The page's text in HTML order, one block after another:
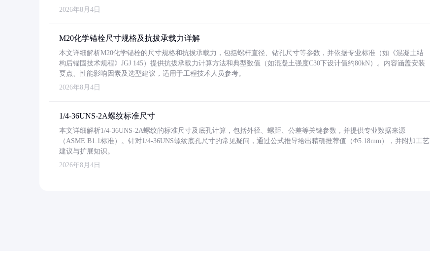
2026年8月4日
M20化学锚栓尺寸规格及抗拔承载力详解
本文详细解析M20化学锚栓的尺寸规格和抗拔承载力，包括螺杆直径、钻孔尺寸等参数，并依据专业标准（如《混凝土结
构后锚固技术规程》JGJ 145）提供抗拔承载力计算方法和典型数值（如混凝土强度C30下设计值约80kN）。内容涵盖安装
要点、性能影响因素及选型建议，适用于工程技术人员参考。
2026年8月4日
1/4-36UNS-2A螺纹标准尺寸
本文详细解析1/4-36UNS-2A螺纹的标准尺寸及底孔计算，包括外径、螺距、公差等关键参数，并提供专业数据来源
（ASME B1.1标准）。针对1/4-36UNS螺纹底孔尺寸的常见疑问，通过公式推导给出精确推荐值（Φ5.18mm），并附加工艺
建议与扩展知识。
2026年8月4日